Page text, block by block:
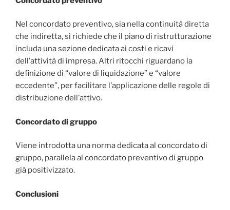
Nel concordato preventivo, sia nella continuità diretta
che indiretta, si richiede che il piano di ristrutturazione
includa una sezione dedicata ai costi e ricavi
dell’attività di impresa. Altri ritocchi riguardano la
definizione di “valore di liquidazione” e “valore
eccedente”, per facilitare l’applicazione delle regole di
distribuzione dell’attivo.
Concordato di gruppo
Viene introdotta una norma dedicata al concordato di
gruppo, parallela al concordato preventivo di gruppo
già positivizzato.
Conclusioni